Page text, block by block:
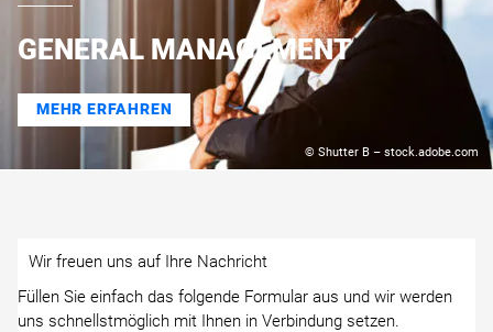
© Shutter B – stock.adobe.com
GENERAL MANAGEMENT
MEHR ERFAHREN
Wir freuen uns auf Ihre Nachricht
Füllen Sie einfach das folgende Formular aus und wir werden
uns schnellstmöglich mit Ihnen in Verbindung setzen.